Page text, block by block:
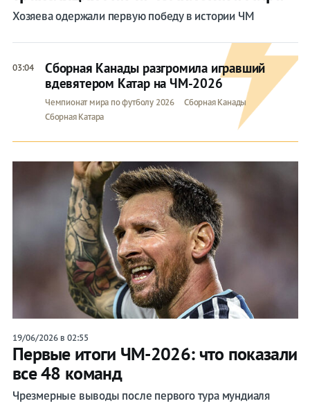
Хозяева одержали первую победу в истории ЧМ
03:04
Сборная Канады разгромила игравший
вдевятером Катар на ЧМ-2026
Чемпионат мира по футболу 2026
Сборная Канады
Сборная Катара
19/06/2026 в 02:55
Первые итоги ЧМ-2026: что показали
все 48 команд
Чрезмерные выводы после первого тура мундиаля